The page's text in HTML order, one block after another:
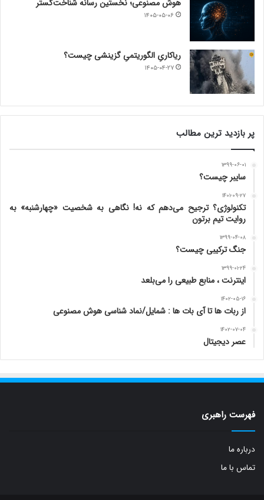
هوش مصنوعی؛ نخستین رسانه شناخت‌گستر
۱۴۰۵-۰۵-۰۶
ریاکاریِ الگوریتمیِ گزینشی چیست؟
۱۴۰۵-۰۴-۲۷
پر بازدید ترین مطالب
۱۳۹۹-۰۶-۰۱
سایبر چیست؟
۱۴۰۱-۰۹-۲۷
تکنولوژی؟ ترجیح می‌دهم که نه! نگاهی به شخصیت «چهارشنبه» به
روایت تیم برتون
۱۳۹۹-۰۴-۰۸
جنگ ترکیبی چیست؟
۱۳۹۹-۰۱-۲۴
اینترنت ، منابع طبیعی را می‌بلعد
۱۴۰۲-۰۵-۱۶
از ربات ها تا آی بات ها : شمایل/نماد شناسی هوش مصنوعی
۱۴۰۲-۰۷-۰۴
عصر دیجیتال
فهرست راهبری
درباره ما
تماس با ما